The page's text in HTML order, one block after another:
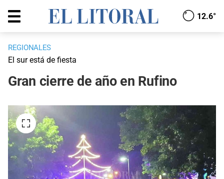
12.6°
REGIONALES
El sur está de fiesta
Gran cierre de año en Rufino